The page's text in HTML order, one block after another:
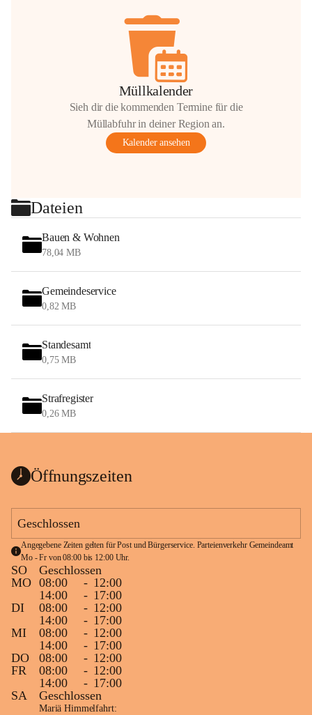
Müllkalender
Sieh dir die kommenden Termine für die
Müllabfuhr in deiner Region an.
Kalender ansehen
Dateien
Bauen & Wohnen
78,04 MB
Gemeindeservice
0,82 MB
Standesamt
0,75 MB
Strafregister
0,26 MB
Öffnungszeiten
Geschlossen
Angegebene Zeiten gelten für Post und Bürgerservice. Parteienverkehr Gemeindeamt
Mo - Fr von 08:00 bis 12:00 Uhr.
SO
Geschlossen
MO 08:00 - 12:00
14:00
- 17:00
DI
08:00 - 12:00
14:00
- 17:00
MI
08:00 - 12:00
14:00
- 17:00
DO
08:00 - 12:00
FR
08:00 - 12:00
14:00
- 17:00
SA
Geschlossen
Mariä Himmelfahrt: